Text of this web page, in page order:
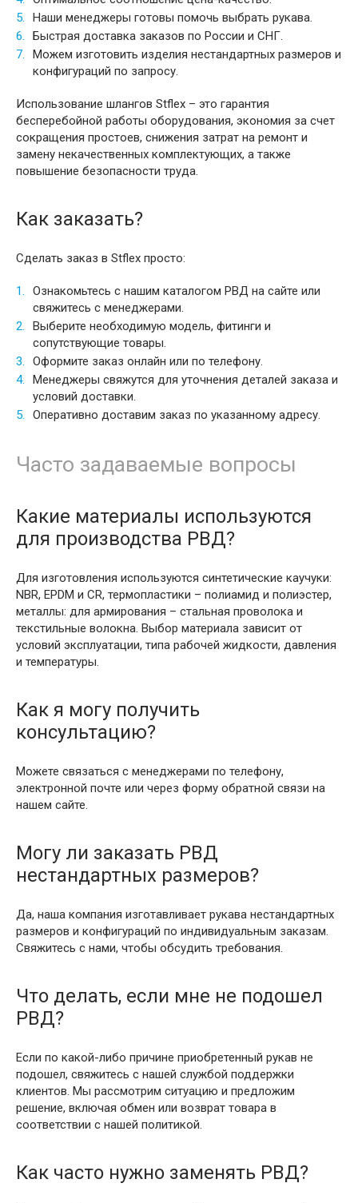
Наши менеджеры готовы помочь выбрать рукава.
Быстрая доставка заказов по России и СНГ.
Можем изготовить изделия нестандартных размеров и
конфигураций по запросу.
Использование шлангов Stflex – это гарантия
бесперебойной работы оборудования, экономия за счет
сокращения простоев, снижения затрат на ремонт и
замену некачественных комплектующих, а также
повышение безопасности труда.
Как заказать?
Сделать заказ в Stflex просто:
Ознакомьтесь с нашим каталогом РВД на сайте или
свяжитесь с менеджерами.
Выберите необходимую модель, фитинги и
сопутствующие товары.
Оформите заказ онлайн или по телефону.
Менеджеры свяжутся для уточнения деталей заказа и
условий доставки.
Оперативно доставим заказ по указанному адресу.
Часто задаваемые вопросы
Какие материалы используются
для производства РВД?
Для изготовления используются синтетические каучуки:
NBR, EPDM и CR, термопластики – полиамид и полиэстер,
металлы: для армирования – стальная проволока и
текстильные волокна. Выбор материала зависит от
условий эксплуатации, типа рабочей жидкости, давления
и температуры.
Как я могу получить
консультацию?
Можете связаться с менеджерами по телефону,
электронной почте или через форму обратной связи на
нашем сайте.
Могу ли заказать РВД
нестандартных размеров?
Да, наша компания изготавливает рукава нестандартных
размеров и конфигураций по индивидуальным заказам.
Свяжитесь с нами, чтобы обсудить требования.
Что делать, если мне не подошел
РВД?
Если по какой-либо причине приобретенный рукав не
подошел, свяжитесь с нашей службой поддержки
клиентов. Мы рассмотрим ситуацию и предложим
решение, включая обмен или возврат товара в
соответствии с нашей политикой.
Как часто нужно заменять РВД?